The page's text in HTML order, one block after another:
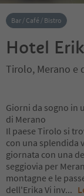
Bar / Café / Bistro
Hotel
Tirolo, Merano e
Giorni da sogno in
di Merano
Il paese Tirolo si
con una splendida
giornata con una
seggiovia per
montagne e le
dell'Erika Vi inv...